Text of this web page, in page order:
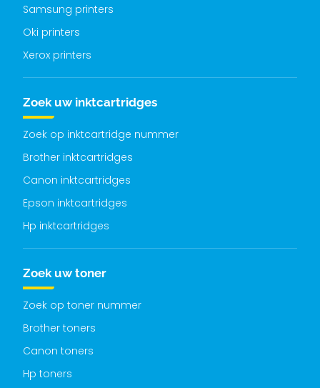
Samsung printers
Oki printers
Xerox printers
Zoek uw inktcartridges
Zoek op inktcartridge nummer
Brother inktcartridges
Canon inktcartridges
Epson inktcartridges
Hp inktcartridges
Zoek uw toner
Zoek op toner nummer
Brother toners
Canon toners
Hp toners